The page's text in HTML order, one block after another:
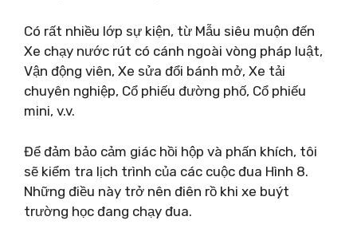
Có rất nhiều lớp sự kiện, từ Mẫu siêu muộn đến
Xe chạy nước rút có cánh ngoài vòng pháp luật,
Vận động viên, Xe sửa đổi bánh mở, Xe tải
chuyên nghiệp, Cổ phiếu đường phố, Cổ phiếu
mini, v.v.
Để đảm bảo cảm giác hồi hộp và phấn khích, tôi
sẽ kiểm tra lịch trình của các cuộc đua Hình 8.
Những điều này trở nên điên rồ khi xe buýt
trường học đang chạy đua.